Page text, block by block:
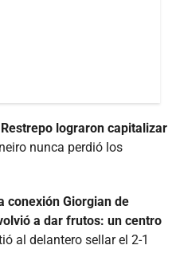
lograron capitalizar
nunca perdió los
conexión Giorgian de
a dar frutos: un centro
al delantero sellar el 2-1